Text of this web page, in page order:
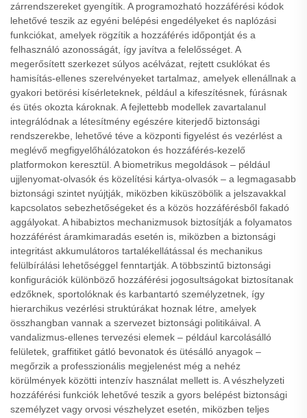
zárrendszereket gyengítik. A programozható hozzáférési kódok
lehetővé teszik az egyéni belépési engedélyeket és naplózási
funkciókat, amelyek rögzítik a hozzáférés időpontját és a
felhasználó azonosságát, így javítva a felelősséget. A
megerősített szerkezet súlyos acélvázat, rejtett csuklókat és
hamisítás-ellenes szerelvényeket tartalmaz, amelyek ellenállnak a
gyakori betörési kísérleteknek, például a kifeszítésnek, fúrásnak
és ütés okozta károknak. A fejlettebb modellek zavartalanul
integrálódnak a létesítmény egészére kiterjedő biztonsági
rendszerekbe, lehetővé téve a központi figyelést és vezérlést a
meglévő megfigyelőhálózatokon és hozzáférés-kezelő
platformokon keresztül. A biometrikus megoldások – például
ujjlenyomat-olvasók és közelítési kártya-olvasók – a legmagasabb
biztonsági szintet nyújtják, miközben kiküszöbölik a jelszavakkal
kapcsolatos sebezhetőségeket és a közös hozzáférésből fakadó
aggályokat. A hibabiztos mechanizmusok biztosítják a folyamatos
hozzáférést áramkimaradás esetén is, miközben a biztonsági
integritást akkumulátoros tartalékellátással és mechanikus
felülbírálási lehetőséggel fenntartják. A többszintű biztonsági
konfigurációk különböző hozzáférési jogosultságokat biztosítanak
edzőknek, sportolóknak és karbantartó személyzetnek, így
hierarchikus vezérlési struktúrákat hoznak létre, amelyek
összhangban vannak a szervezet biztonsági politikáival. A
vandalizmus-ellenes tervezési elemek – például karcolásálló
felületek, graffitiket gátló bevonatok és ütésálló anyagok –
megőrzik a professzionális megjelenést még a nehéz
körülmények közötti intenzív használat mellett is. A vészhelyzeti
hozzáférési funkciók lehetővé teszik a gyors belépést biztonsági
személyzet vagy orvosi vészhelyzet esetén, miközben teljes